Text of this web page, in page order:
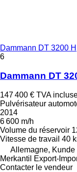
Dammann DT 3200 H
6
Dammann DT
147 400 € TVA
Pulvérisateur
2014
6 600 m/h
Volume du réservoir
Vitesse de travail 40
Allemagne, Kunde
Merkantil Export-
Contacter le vendeur